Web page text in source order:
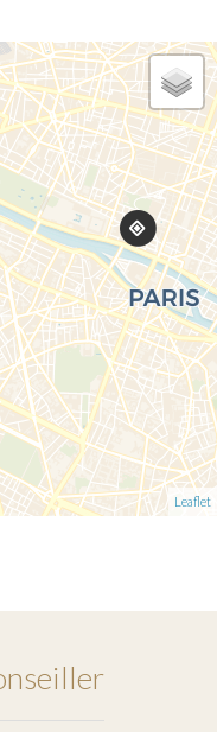
Leaflet